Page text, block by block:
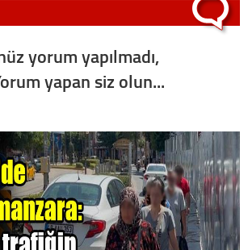
yorum yapılmadı,
yapan siz olun...